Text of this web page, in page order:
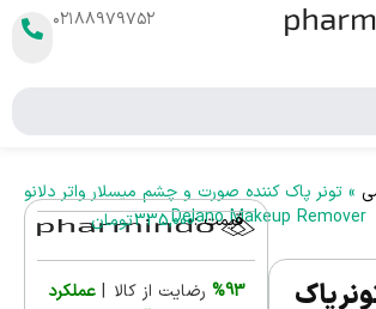
۰۲۱۸۸۹۷۹۷۵۲
» تونر پاک کننده صورت و چشم میسلار واتر دلانو
Delano Makeup Remover
پاک
قیمت :335,000تومان
%93 رضایت از کالا | عملکرد